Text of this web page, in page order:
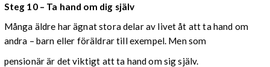
Steg 10 – Ta hand om dig själv
Många äldre har ägnat stora delar av livet åt att ta hand om
andra – barn eller föräldrar till exempel. Men som
pensionär är det viktigt att ta hand om sig själv.